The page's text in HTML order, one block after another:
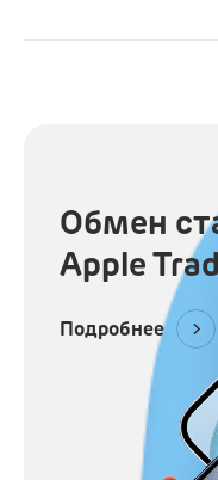
Обмен
Apple
Подробнее